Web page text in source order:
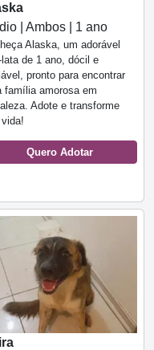
| Ambos | 1 ano
Alaska, um adorável
de 1 ano, dócil e
pronto para encontrar
família amorosa em
Adote e transforme
Quero Adotar